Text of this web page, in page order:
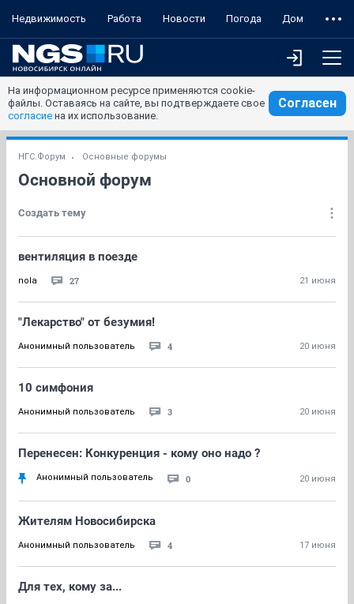
Недвижимость Работа Новости Погода Дом
На информационном ресурсе применяются cookie-
файлы. Оставаясь на сайте, вы подтверждаете свое
согласие на их использование.
Согласен
НГС.Форум Основные форумы
Основной форум
Создать тему
вентиляция в поезде
nola 27 21 июня
"Лекарство" от безумия!
Анонимный пользователь 4 20 июня
10 симфония
Анонимный пользователь 3 20 июня
Перенесен: Конкуренция - кому оно надо ?
Анонимный пользователь 0 20 июня
Жителям Новосибирска
Анонимный пользователь 4 17 июня
Для тех, кому за...